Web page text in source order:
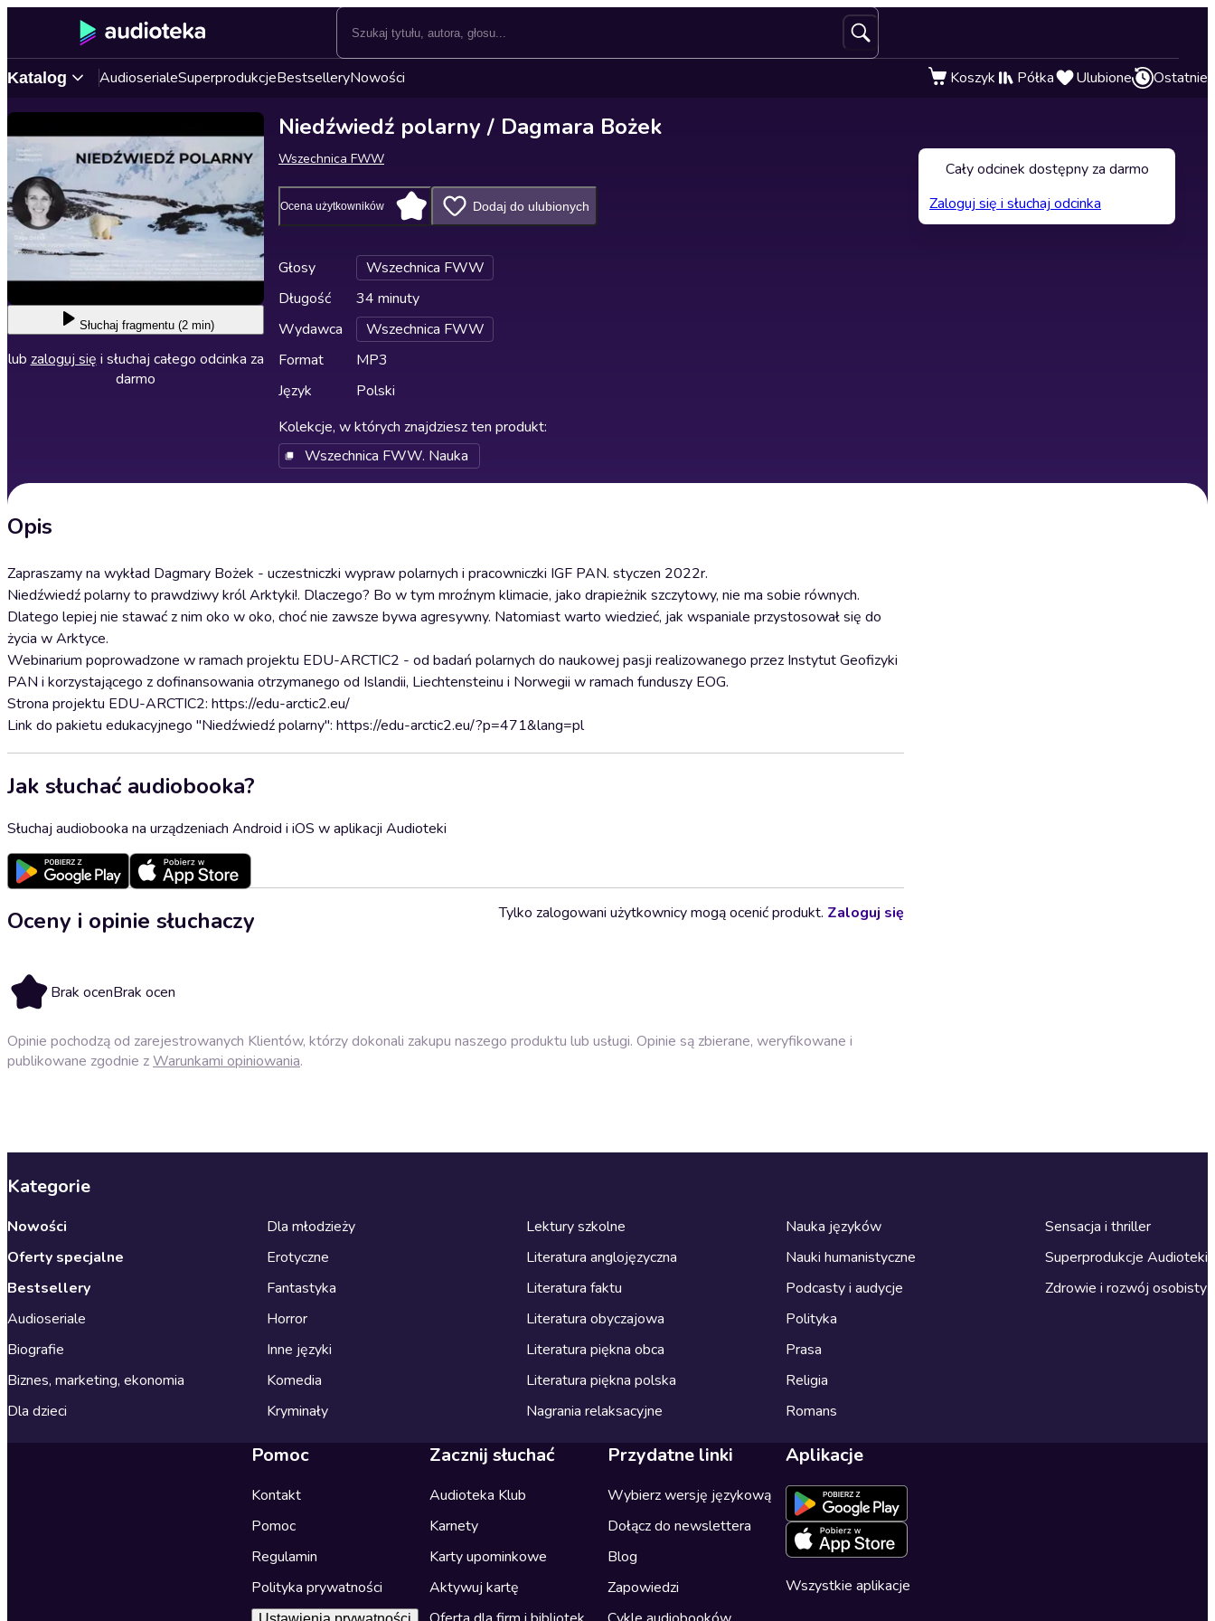
Katalog AudioserialeSuperprodukcjeBestselleryNowości Koszyk Półka Ulubione Ostatnie
Słuchaj fragmentu (2 min)
lub zaloguj się i słuchaj całego odcinka za
darmo
Niedźwiedź polarny / Dagmara Bożek
Wszechnica FWW
Ocena użytkowników Dodaj do ulubionych
Głosy
Wszechnica FWW
Długość
34 minuty
Wydawca
Wszechnica FWW
Format
MP3
Język
Polski
Kolekcje, w których znajdziesz ten produkt:
Wszechnica FWW. Nauka
Opis
Zapraszamy na wykład Dagmary Bożek - uczestniczki wypraw polarnych i pracowniczki IGF PAN. styczen 2022r.
Niedźwiedź polarny to prawdziwy król Arktyki!. Dlaczego? Bo w tym mroźnym klimacie, jako drapieżnik szczytowy, nie ma sobie równych.
Dlatego lepiej nie stawać z nim oko w oko, choć nie zawsze bywa agresywny. Natomiast warto wiedzieć, jak wspaniale przystosował się do
życia w Arktyce.
Webinarium poprowadzone w ramach projektu EDU-ARCTIC2 - od badań polarnych do naukowej pasji realizowanego przez Instytut Geofizyki
PAN i korzystającego z dofinansowania otrzymanego od Islandii, Liechtensteinu i Norwegii w ramach funduszy EOG.
Strona projektu EDU-ARCTIC2: https://edu-arctic2.eu/
Link do pakietu edukacyjnego "Niedźwiedź polarny": https://edu-arctic2.eu/?p=471&lang=pl
Jak słuchać audiobooka?
Słuchaj audiobooka na urządzeniach Android i iOS w aplikacji Audioteki
Oceny i opinie słuchaczy
Brak ocenBrak ocen
Tylko zalogowani użytkownicy mogą ocenić produkt. Zaloguj się
Opinie pochodzą od zarejestrowanych Klientów, którzy dokonali zakupu naszego produktu lub usługi. Opinie są zbierane, weryfikowane i
publikowane zgodnie zWarunkami opiniowania.
Cały odcinek dostępny za darmo
Zaloguj się i słuchaj odcinka
Kategorie
Nowości
Oferty specjalne
Bestsellery
Audioseriale
Biografie
Biznes, marketing, ekonomia
Dla dzieci
Dla młodzieży
Erotyczne
Fantastyka
Horror
Inne języki
Komedia
Kryminały
Lektury szkolne
Literatura anglojęzyczna
Literatura faktu
Literatura obyczajowa
Literatura piękna obca
Literatura piękna polska
Nagrania relaksacyjne
Nauka języków
Nauki humanistyczne
Podcasty i audycje
Polityka
Prasa
Religia
Romans
Sensacja i thriller
Superprodukcje Audioteki
Zdrowie i rozwój osobisty
Pomoc
Kontakt
Pomoc
Regulamin
Polityka prywatności
Zacznij słuchać
Audioteka Klub
Karnety
Karty upominkowe
Aktywuj kartę
Przydatne linki
Wybierz wersję językową
Dołącz do newslettera
Blog
Zapowiedzi
Aplikacje
Wszystkie aplikacje